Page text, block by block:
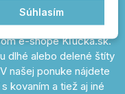
a k tomu kvalitné
e-shope Kľučka.sk.
dlhé alebo delené štíty
našej ponuke nájdete
kovaním a tiež aj iné
Súhlasím